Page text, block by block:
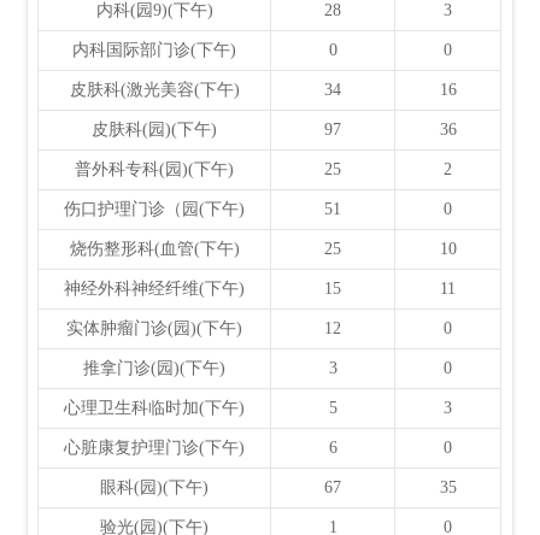
内科(园9)(下午) 28 3
内科国际部门诊(下午) 0 0
皮肤科(激光美容(下午) 34 16
皮肤科(园)(下午) 97 36
普外科专科(园)(下午) 25 2
伤口护理门诊（园(下午) 51 0
烧伤整形科(血管(下午) 25 10
神经外科神经纤维(下午) 15 11
实体肿瘤门诊(园)(下午) 12 0
推拿门诊(园)(下午) 3 0
心理卫生科临时加(下午) 5 3
心脏康复护理门诊(下午) 6 0
眼科(园)(下午) 67 35
验光(园)(下午) 1 0